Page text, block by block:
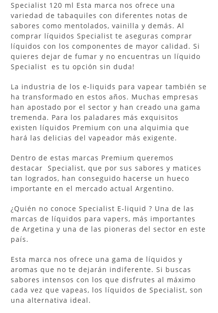
Specialist 120 ml Esta marca nos ofrece una
variedad de tabaquiles con diferentes notas de
sabores como mentolados, vainilla y demás. Al
comprar líquidos Specialist te aseguras comprar
líquidos con los componentes de mayor calidad. Si
quieres dejar de fumar y no encuentras un líquido
Specialist es tu opción sin duda!
La industria de los e-liquids para vapear también se
ha transformado en estos años. Muchas empresas
han apostado por el sector y han creado una gama
tremenda. Para los paladares más exquisitos
existen líquidos Premium con una alquimia que
hará las delicias del vapeador más exigente.
Dentro de estas marcas Premium queremos
destacar Specialist, que por sus sabores y matices
tan logrados, han conseguido hacerse un hueco
importante en el mercado actual Argentino.
¿Quién no conoce Specialist E-liquid ? Una de las
marcas de líquidos para vapers, más importantes
de Argetina y una de las pioneras del sector en este
país.
Esta marca nos ofrece una gama de líquidos y
aromas que no te dejarán indiferente. Si buscas
sabores intensos con los que disfrutes al máximo
cada vez que vapeas, los líquidos de Specialist, son
una alternativa ideal.